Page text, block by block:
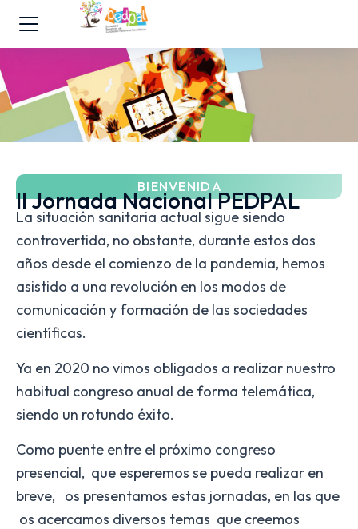
BIENVENIDA
II Jornada Nacional PEDPAL
La situación sanitaria actual sigue siendo
controvertida, no obstante, durante estos dos
años desde el comienzo de la pandemia, hemos
asistido a una revolución en los modos de
comunicación y formación de las sociedades
científicas.
Ya en 2020 no vimos obligados a realizar nuestro
habitual congreso anual de forma telemática,
siendo un rotundo éxito.
Como puente entre el próximo congreso
presencial, que esperemos se pueda realizar en
breve, os presentamos estas jornadas, en las que
os acercamos diversos temas que creemos